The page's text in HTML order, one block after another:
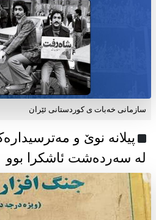
سازمانی خەبات ی كوردستانی ئێران
پیلانە نوێ و
لە سەردەشت ئاشکرا بوو